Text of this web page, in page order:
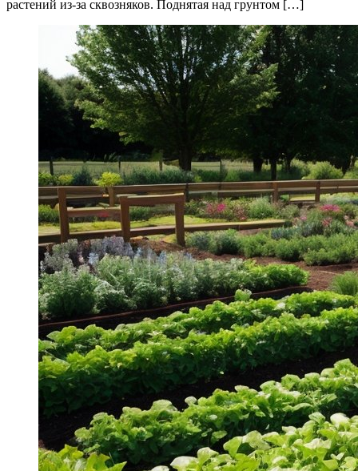
растений из-за сквозняков. Поднятая над грунтом […]